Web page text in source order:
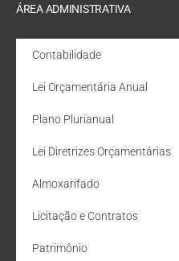
ÁREA ADMINISTRATIVA
Contabilidade
Lei Orçamentária Anual
Plano Plurianual
Lei Diretrizes Orçamentárias
Almoxarifado
Licitação e Contratos
Patrimônio